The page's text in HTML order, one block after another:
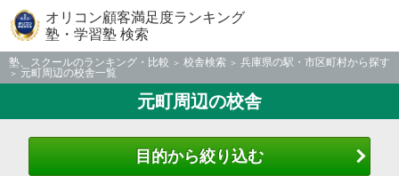
オリコン顧客満足度ランキング
塾・学習塾 検索
塾、スクールのランキング・比較 校舎検索
兵庫県の駅・市区町村から探す
元町周辺の校舎一覧
元町周辺の校舎
目的から絞り込む